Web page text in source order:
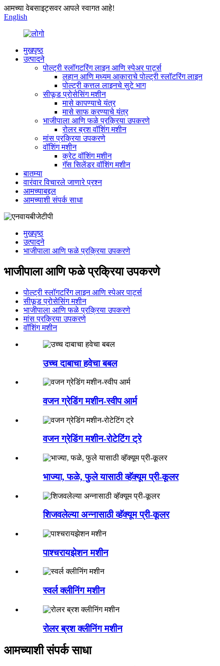
आमच्या वेबसाइट्सवर आपले स्वागत आहे!
English
मुखपृष्ठ
उत्पादने
पोल्ट्री स्लॉगटरिंग लाइन आणि स्पेअर पार्ट्स
लहान आणि मध्यम आकाराचे पोल्ट्री स्लॉटरिंग लाइन
पोल्ट्री कत्तल लाइनचे सुटे भाग
सीफूड प्रोसेसिंग मशीन
मासे कापण्याचे यंत्र
मासे साफ करण्याचे यंत्र
भाजीपाला आणि फळे प्रक्रिया उपकरणे
रोलर ब्रश वॉशिंग मशीन
मांस प्रक्रिया उपकरणे
वॉशिंग मशीन
क्रेट वॉशिंग मशीन
गॅस सिलेंडर वॉशिंग मशीन
बातम्या
वारंवार विचारले जाणारे प्रश्न
आमच्याबद्दल
आमच्याशी संपर्क साधा
मुखपृष्ठ
उत्पादने
भाजीपाला आणि फळे प्रक्रिया उपकरणे
भाजीपाला आणि फळे प्रक्रिया उपकरणे
पोल्ट्री स्लॉगटरिंग लाइन आणि स्पेअर पार्ट्स
सीफूड प्रोसेसिंग मशीन
भाजीपाला आणि फळे प्रक्रिया उपकरणे
मांस प्रक्रिया उपकरणे
वॉशिंग मशीन
उच्च दाबाचा हवेचा बबल
वजन ग्रेडिंग मशीन-स्वीप आर्म
वजन ग्रेडिंग मशीन-रोटेटिंग ट्रे
भाज्या, फळे, फुले यासाठी व्हॅक्यूम प्री-कूलर
शिजवलेल्या अन्नासाठी व्हॅक्यूम प्री-कूलर
पाश्चरायझेशन मशीन
स्वर्ल क्लीनिंग मशीन
रोलर ब्रश क्लीनिंग मशीन
आमच्याशी संपर्क साधा